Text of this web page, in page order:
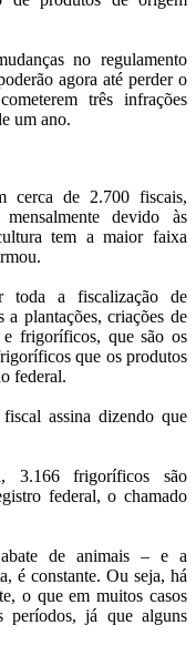
no regulamento
agora até perder o
três infrações
um ano.
cerca de 2.700 fiscais,
devido às
tem a maior faixa
toda a fiscalização de
plantações, criações de
frigoríficos, que são os
que os produtos
federal.
assina dizendo que
3.166 frigoríficos são
federal, o chamado
de animais – e a
é constante. Ou seja, há
o que em muitos casos
períodos, já que alguns